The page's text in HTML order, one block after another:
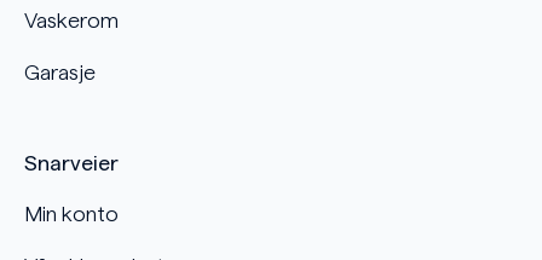
Vaskerom
Garasje
Snarveier
Min konto